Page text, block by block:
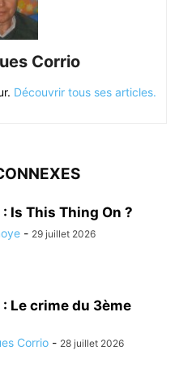
Corrio
Découvrir tous ses articles.
: Is This Thing On ?
- 29 juillet 2026
: Le crime du 3ème
Corrio - 28 juillet 2026